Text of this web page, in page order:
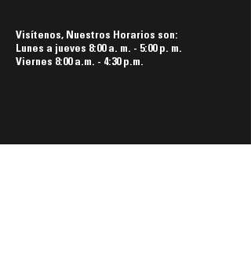
Visítenos, Nuestros Horarios son:
Lunes a jueves 8:00 a. m. - 5:00 p. m.
Viernes 8:00 a.m. - 4:30 p.m.